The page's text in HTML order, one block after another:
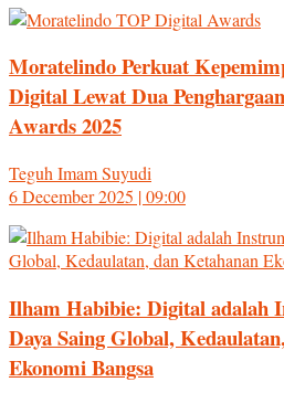
Moratelindo Perkuat
Digital Lewat Dua
Awards 2025
Teguh Imam Suyudi
6 December 2025 | 09:00
Ilham Habibie: Digital adalah
Daya Saing Global,
Ekonomi Bangsa